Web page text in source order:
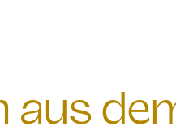
aus